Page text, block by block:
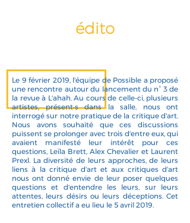
édito
Le 9 février 2019, l'équipe de Possible a proposé
une rencontre autour du lancement du n° 3 de
la revue à L'ahah. Au cours de celle-ci, plusieurs
artistes, présent·s dans la salle, nous ont
interrogé sur notre pratique de la critique d'art.
Nous avons souhaité que ces discussions
puissent se prolonger avec trois d'entre eux, qui
avaient manifesté leur intérêt pour ces
questions, Leïla Brett, Alex Chevalier et Laurent
Prexl. La diversité de leurs approches, de leurs
liens à la critique d'art et aux critiques d'art
nous ont donné envie de leur poser quelques
questions et d'entendre les leurs, sur leurs
attentes, leurs désirs ou leurs déceptions. Cet
entretien collectif a eu lieu le 5 avril 2019.